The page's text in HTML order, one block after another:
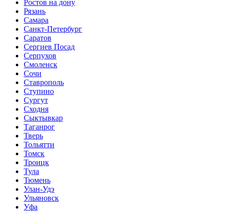
Ростов на дону
Рязань
Самара
Санкт-Петербург
Саратов
Сергиев Посад
Серпухов
Смоленск
Сочи
Ставрополь
Ступино
Сургут
Сходня
Сыктывкар
Таганрог
Тверь
Тольятти
Томск
Троицк
Тула
Тюмень
Улан-Удэ
Ульяновск
Уфа